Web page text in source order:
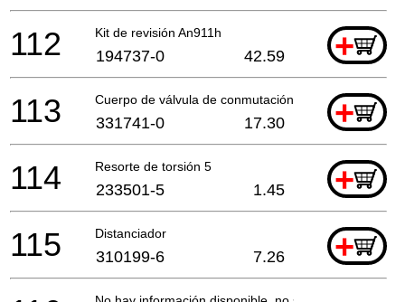
Kit de revisión An911h +
112 194737-0 42.59
Cuerpo de válvula de conmutación +
113 331741-0 17.30
Resorte de torsión 5 +
114 233501-5 1.45
Distanciador +
115 310199-6 7.26